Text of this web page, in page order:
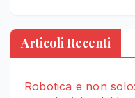
Articoli Recenti
Robotica e non